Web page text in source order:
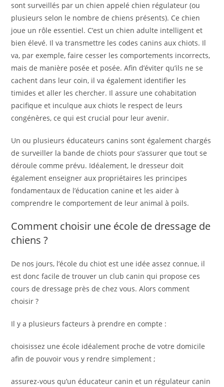
sont surveillés par un chien appelé chien régulateur (ou
plusieurs selon le nombre de chiens présents). Ce chien
joue un rôle essentiel. C’est un chien adulte intelligent et
bien élevé. Il va transmettre les codes canins aux chiots. Il
va, par exemple, faire cesser les comportements incorrects,
mais de manière posée et posée. Afin d’éviter qu’ils ne se
cachent dans leur coin, il va également identifier les
timides et aller les chercher. Il assure une cohabitation
pacifique et inculque aux chiots le respect de leurs
congénères, ce qui est crucial pour leur avenir.
Un ou plusieurs éducateurs canins sont également chargés
de surveiller la bande de chiots pour s’assurer que tout se
déroule comme prévu. Idéalement, le dresseur doit
également enseigner aux propriétaires les principes
fondamentaux de l’éducation canine et les aider à
comprendre le comportement de leur animal à poils.
Comment choisir une école de dressage de
chiens ?
De nos jours, l’école du chiot est une idée assez connue, il
est donc facile de trouver un club canin qui propose ces
cours de dressage près de chez vous. Alors comment
choisir ?
Il y a plusieurs facteurs à prendre en compte :
choisissez une école idéalement proche de votre domicile
afin de pouvoir vous y rendre simplement ;
assurez-vous qu’un éducateur canin et un régulateur canin